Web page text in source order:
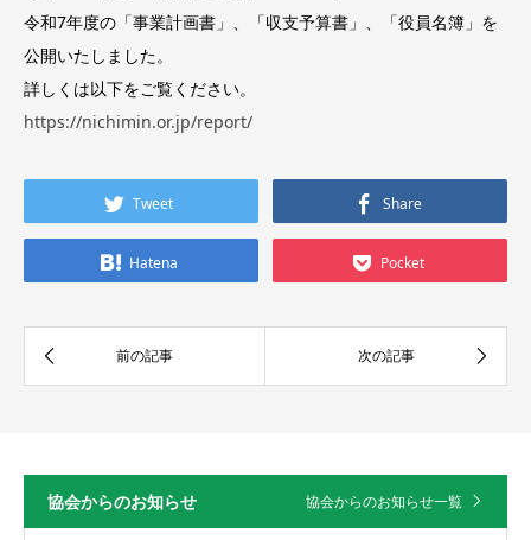
令和7年度の「事業計画書」、「収支予算書」、「役員名簿」を
公開いたしました。
詳しくは以下をご覧ください。
https://nichimin.or.jp/report/
Tweet Share
Hatena Pocket
協会からのお知らせ 協会からのお知らせ一覧